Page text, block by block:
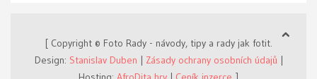
[ Copyright © Foto Rady - návody, tipy a rady jak fotit.
Design: Stanislav Duben Zásady ochrany osobních údajů|